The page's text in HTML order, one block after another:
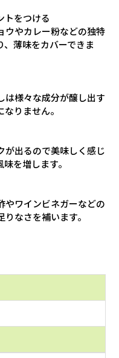
トをつける
ウやカレー粉などの独特
薄味をカバーできま
は様々な成分が醸し出す
りません。
が出るので美味しく感じ
を増します。
やワインビネガーなどの
なさを補います。